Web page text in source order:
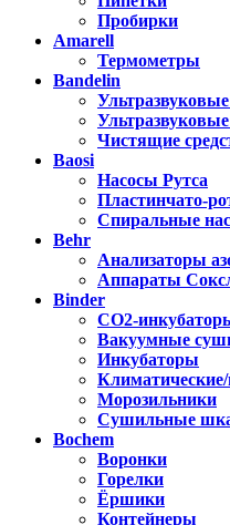
Пробирки
Amarell
Термометры
Bandelin
Чистящие
Baosi
Насосы Рутса
Пластинчато-
Спиральные
Behr
Анализаторы
Аппараты
Binder
CO2-
Вакуумные
Инкубаторы
Морозильники
Сушильные
Bochem
Воронки
Горелки
Ёршики
Контейнеры